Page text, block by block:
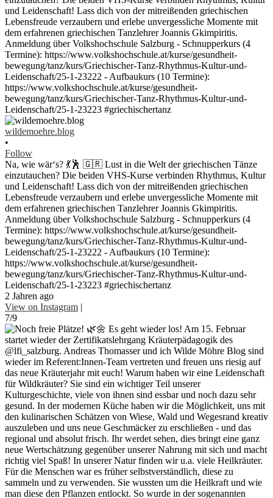
wildemoehre.blog
•
Follow
Na, wie wär‘s? 💃🕺 🇬🇷 Lust in die Welt der griechischen Tänze
einzutauchen? Die beiden VHS-Kurse verbinden Rhythmus, Kultur
und Leidenschaft! Lass dich von der mitreißenden griechischen
Lebensfreude verzaubern und erlebe unvergessliche Momente mit
dem erfahrenen griechischen Tanzlehrer Joannis Gkimpiritis.
Anmeldung über Volkshochschule Salzburg - Schnupperkurs (4
Termine): https://www.volkshochschule.at/kurse/gesundheit-
bewegung/tanz/kurs/Griechischer-Tanz-Rhythmus-Kultur-und-
Leidenschaft/25-1-23222 - Aufbaukurs (10 Termine):
https://www.volkshochschule.at/kurse/gesundheit-
bewegung/tanz/kurs/Griechischer-Tanz-Rhythmus-Kultur-und-
Leidenschaft/25-1-23223 #griechischertanz
2 Jahren ago
View on Instagram |
7/9